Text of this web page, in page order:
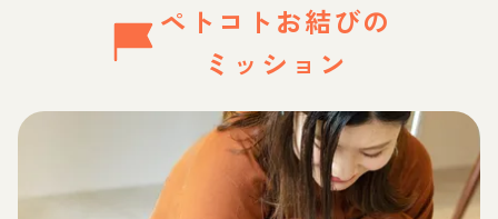
ペトコトお結びの
ミッション